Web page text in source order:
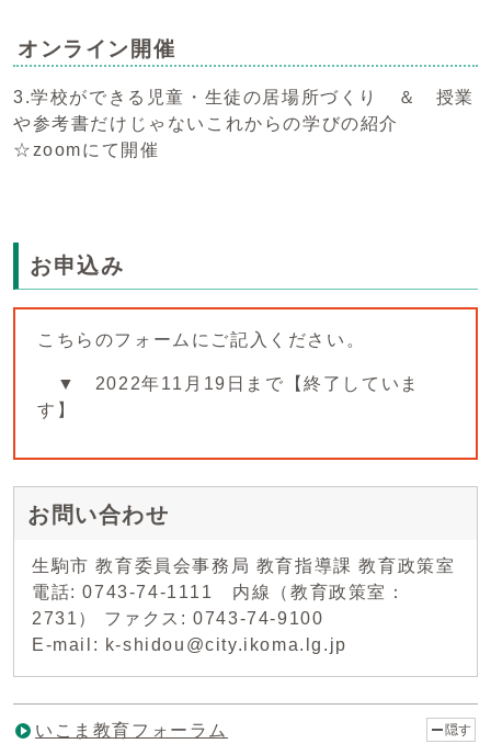
オンライン開催
3.学校ができる児童・生徒の居場所づくり ＆ 授業
や参考書だけじゃないこれからの学びの紹介
☆zoomにて開催
お申込み
こちらのフォームにご記入ください。
▼ 2022年11月19日まで【終了していま
す】
お問い合わせ
生駒市 教育委員会事務局 教育指導課 教育政策室
電話: 0743-74-1111 内線（教育政策室：
2731） ファクス: 0743-74-9100
E-mail: k-shidou@city.ikoma.lg.jp
いこま教育フォーラム 隠す